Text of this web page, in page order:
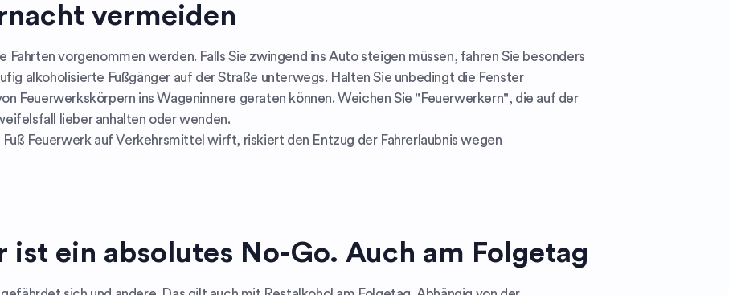
vermeiden
vorgenommen werden. Falls Sie zwingend ins Auto steigen müssen, fahren Sie besonders
alkoholisierte Fußgänger auf der Straße unterwegs. Halten Sie unbedingt die Fenster
Feuerwerkskörpern ins Wageninnere geraten können. Weichen Sie "Feuerwerkern", die auf der
lieber anhalten oder wenden.
Fuß Feuerwerk auf Verkehrsmittel wirft, riskiert den Entzug der Fahrerlaubnis wegen
ist ein absolutes No-Go. Auch am Folgetag